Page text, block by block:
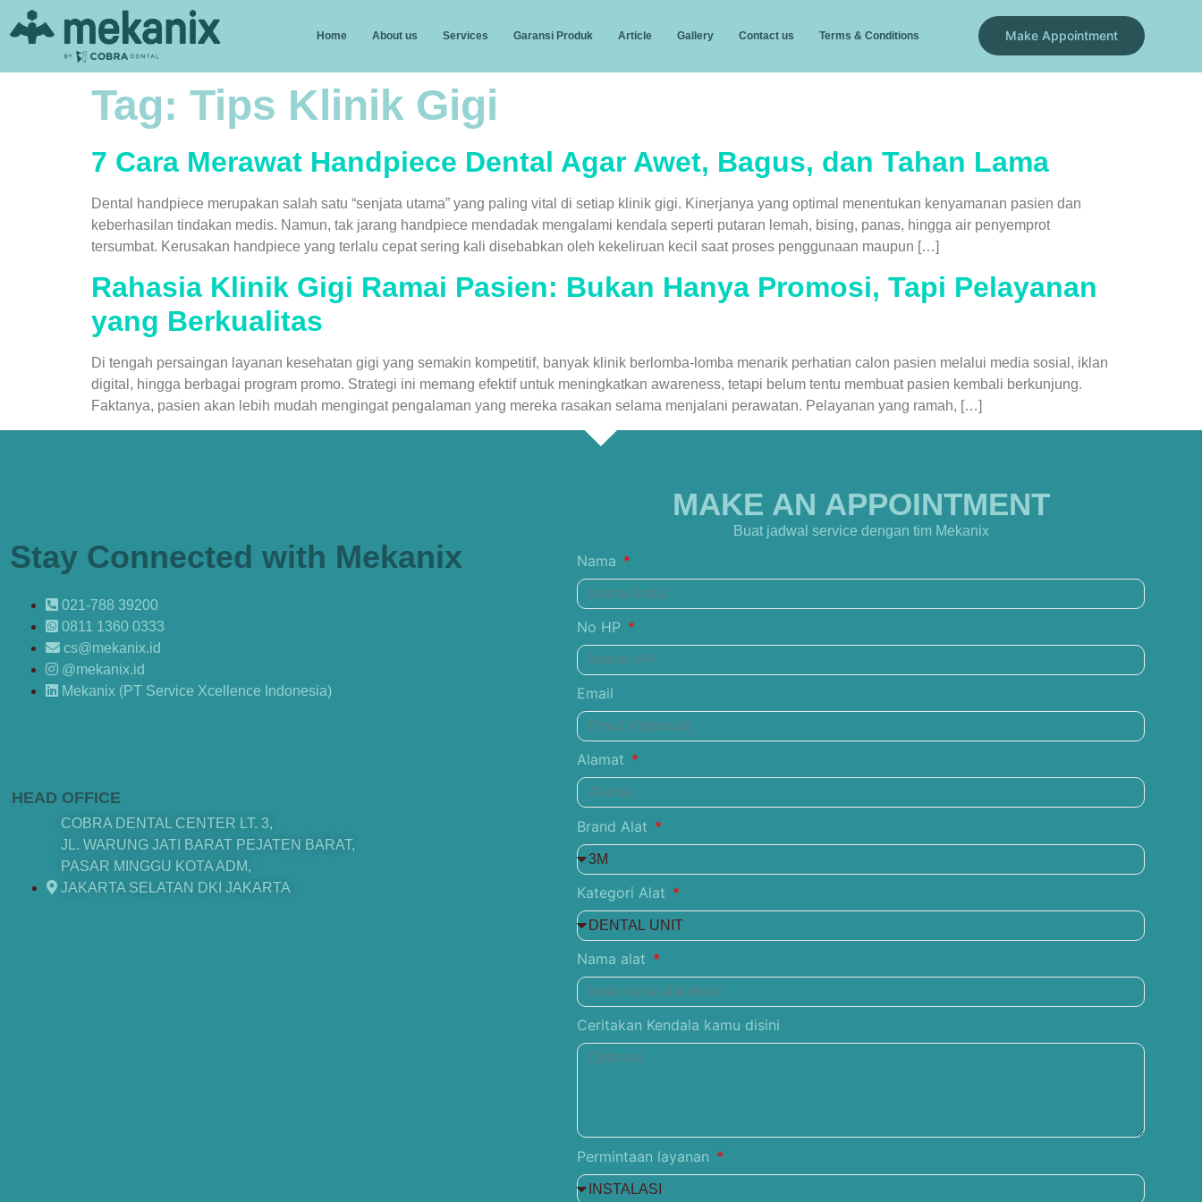
Home About us Services Garansi Produk Article Gallery Contact us Terms & Conditions Make Appointment
Tag: Tips Klinik Gigi
7 Cara Merawat Handpiece Dental Agar Awet, Bagus, dan Tahan Lama
Dental handpiece merupakan salah satu “senjata utama” yang paling vital di setiap klinik gigi. Kinerjanya yang optimal menentukan kenyamanan pasien dan
keberhasilan tindakan medis. Namun, tak jarang handpiece mendadak mengalami kendala seperti putaran lemah, bising, panas, hingga air penyemprot
tersumbat. Kerusakan handpiece yang terlalu cepat sering kali disebabkan oleh kekeliruan kecil saat proses penggunaan maupun […]
Rahasia Klinik Gigi Ramai Pasien: Bukan Hanya Promosi, Tapi Pelayanan
yang Berkualitas
Di tengah persaingan layanan kesehatan gigi yang semakin kompetitif, banyak klinik berlomba-lomba menarik perhatian calon pasien melalui media sosial, iklan
digital, hingga berbagai program promo. Strategi ini memang efektif untuk meningkatkan awareness, tetapi belum tentu membuat pasien kembali berkunjung.
Faktanya, pasien akan lebih mudah mengingat pengalaman yang mereka rasakan selama menjalani perawatan. Pelayanan yang ramah, […]
021-788 39200
0811 1360 0333
cs@mekanix.id
@mekanix.id
Mekanix (PT Service Xcellence Indonesia)
Stay Connected with Mekanix
HEAD OFFICE
COBRA DENTAL CENTER LT. 3,
JL. WARUNG JATI BARAT PEJATEN BARAT,
PASAR MINGGU KOTA ADM,
JAKARTA SELATAN DKI JAKARTA
MAKE AN APPOINTMENT
Buat jadwal service dengan tim Mekanix
Nama
No HP
Email
Alamat
Brand Alat
Kategori Alat
Nama alat
Ceritakan Kendala kamu disini
Permintaan layanan